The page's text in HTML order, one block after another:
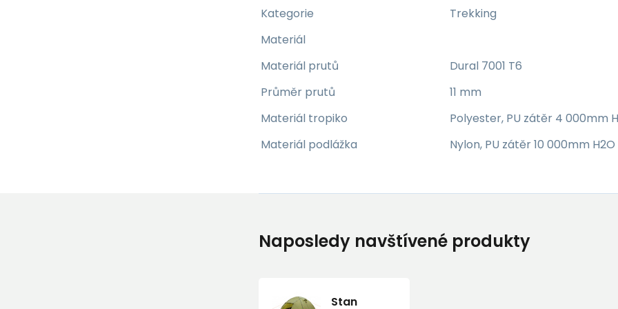
Kategorie
Trekking
Materiál
Materiál prutů
Dural 7001 T6
Průměr prutů
11 mm
Materiál tropiko
Polyester, PU zátěr 4 000mm
Materiál podlážka
Nylon, PU zátěr 10 000mm H2O
Naposledy navštívené produkty
Stan